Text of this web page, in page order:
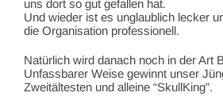
uns dort so gut gefallen hat.
Und wieder ist es unglaublich lecker
die Organisation professionell.
Natürlich wird danach noch in der Art
Unfassbarer Weise gewinnt unser
Zweitältesten und alleine “SkullKing”.